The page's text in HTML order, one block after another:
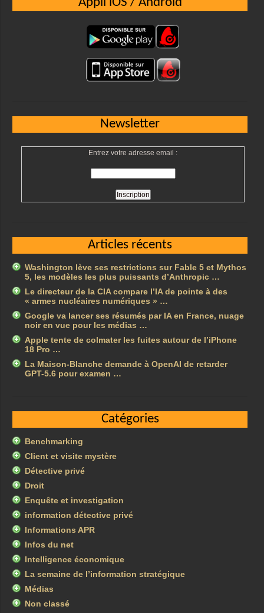
Appli iOS / Android
Newsletter
Entrez votre adresse email :
Articles récents
Washington lève ses restrictions sur Fable 5 et Mythos
5, les modèles les plus puissants d’Anthropic …
Le directeur de la CIA compare l’IA de pointe à des
« armes nucléaires numériques » …
Google va lancer ses résumés par IA en France, nuage
noir en vue pour les médias …
Apple tente de colmater les fuites autour de l’iPhone
18 Pro …
La Maison-Blanche demande à OpenAI de retarder
GPT-5.6 pour examen …
Catégories
Benchmarking
Client et visite mystère
Détective privé
Droit
Enquête et investigation
information détective privé
Informations APR
Infos du net
Intelligence économique
La semaine de l’information stratégique
Médias
Non classé